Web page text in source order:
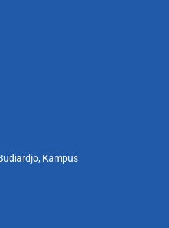
Kampus